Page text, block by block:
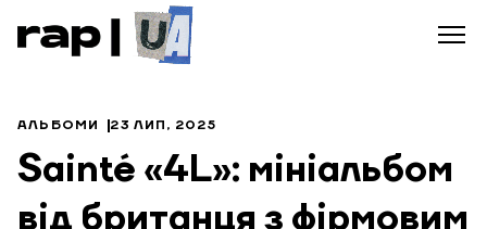
АЛЬБОМИ 23 ЛИП, 2025
Sainté «4L»: мініальбом
від британця з фірмовим